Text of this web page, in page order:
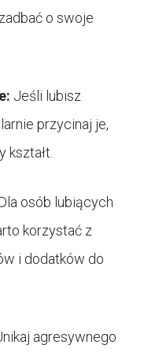
o swoje
Jeśli lubisz
przycinaj je,
kształt.
osób lubiących
korzystać z
i dodatków do
agresywnego